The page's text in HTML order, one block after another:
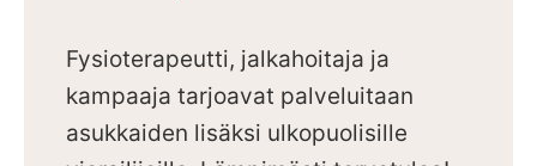
Fysioterapeutti, jalkahoitaja ja
kampaaja tarjoavat palveluitaan
asukkaiden lisäksi ulkopuolisille